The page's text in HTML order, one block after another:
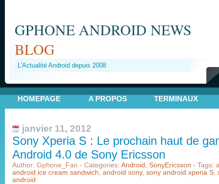
GPHONE ANDROID NEWS
BLOG
L'Actualité Android depuis 2008
HOMEPAGE A PROPOS TERMINAUX
janvier 11, 2012
Sony Xperia S : Le prochain haut de
Android 4.0 de Sony Ericsson
Author: Gphone_Fan - Categories: Android , SonyEricsson - Tags:
android ice cream sandwich, android sony, sony android xperia S,
android